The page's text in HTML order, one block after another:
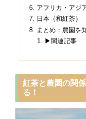
アフリカ・アジ
日本（和紅茶）
まとめ：農園を
▶関連記事
紅茶と農園の関
る！